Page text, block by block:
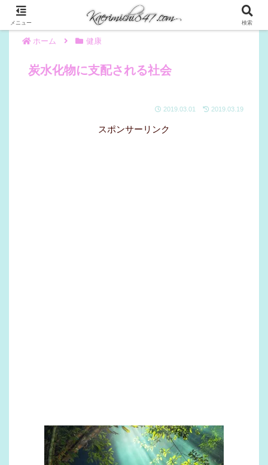
ホーム 健康
炭水化物に支配される社会
2019.03.01 2019.03.19
スポンサーリンク
メニュー 検索